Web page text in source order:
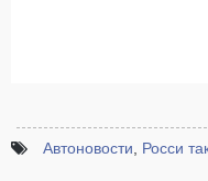
Автоновости Росси